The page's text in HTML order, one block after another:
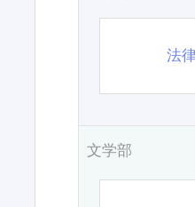
法
文学部